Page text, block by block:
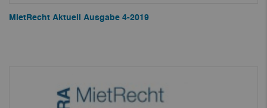
MietRecht Aktuell Ausgabe 4-2019